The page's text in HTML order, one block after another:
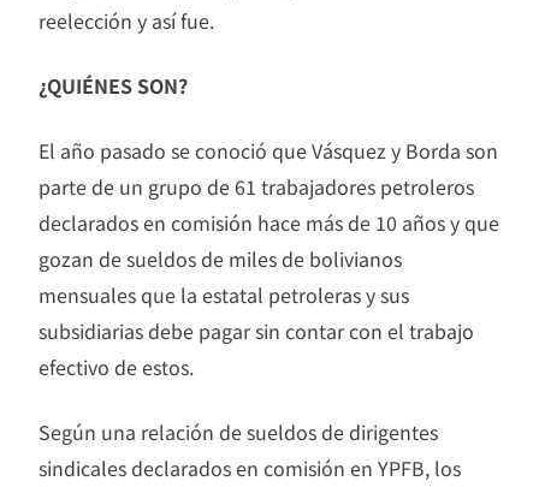
reelección y así fue.
¿QUIÉNES SON?
El año pasado se conoció que Vásquez y Borda son
parte de un grupo de 61 trabajadores petroleros
declarados en comisión hace más de 10 años y que
gozan de sueldos de miles de bolivianos
mensuales que la estatal petroleras y sus
subsidiarias debe pagar sin contar con el trabajo
efectivo de estos.
Según una relación de sueldos de dirigentes
sindicales declarados en comisión en YPFB, los